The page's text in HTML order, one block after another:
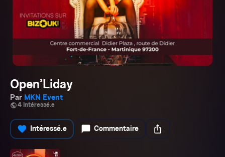
Open’Liday
Par MKN Event
public4 Intéressé.e
favorite Intéressé.e chat_bubble Commentaire ios_share